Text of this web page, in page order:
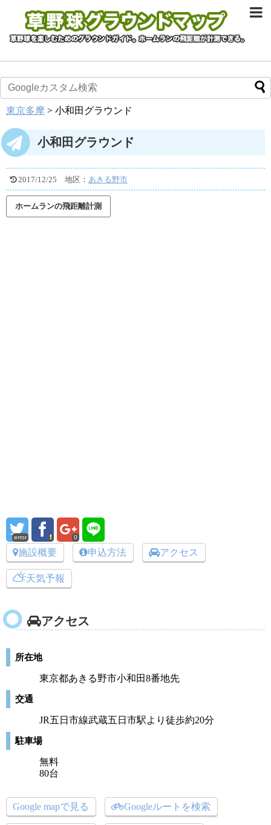
東京多摩 > 小和田グラウンド
小和田グラウンド
2017/12/25 地区： あきる野市
error 0
施設概要 申込方法 アクセス
天気予報
アクセス
所在地
東京都あきる野市小和田8番地先
交通
JR五日市線武蔵五日市駅より徒歩約20分
駐車場
無料
80台
Google mapで見る Googleルートを検索